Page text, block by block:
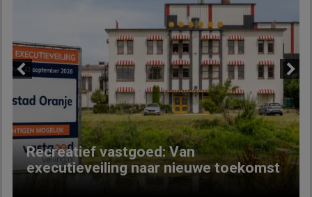
Recreatief vastgoed: Van
executieveiling naar nieuwe toekomst
Next